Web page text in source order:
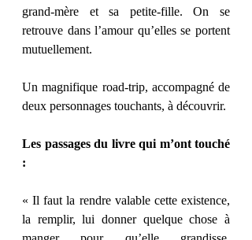
grand-mère et sa petite-fille. On se
retrouve dans l’amour qu’elles se portent
mutuellement.
Un magnifique road-trip, accompagné de
deux personnages touchants, à découvrir.
Les passages du livre qui m’ont touché
:
« Il faut la rendre valable cette existence,
la remplir, lui donner quelque chose à